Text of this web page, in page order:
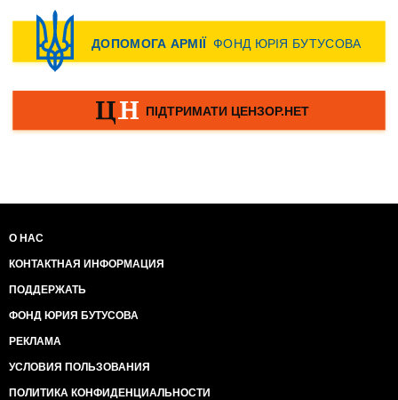
О НАС
КОНТАКТНАЯ ИНФОРМАЦИЯ
ПОДДЕРЖАТЬ
ФОНД ЮРИЯ БУТУСОВА
РЕКЛАМА
УСЛОВИЯ ПОЛЬЗОВАНИЯ
ПОЛИТИКА КОНФИДЕНЦИАЛЬНОСТИ